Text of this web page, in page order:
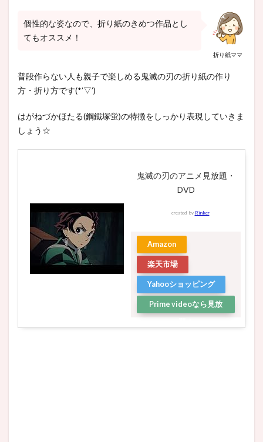
折り紙ママ
個性的な姿なので、折り紙のきめつ作品とし
てもオススメ！
普段作らない人も親子で楽しめる鬼滅の刃の折り紙の作り
方・折り方です(*’▽’)
はがねづかほたる(鋼鐵塚蛍)の特徴をしっかり表現していきま
しょう☆
鬼滅の刃のアニメ見放題・
DVD
created by Rinker
Amazon
楽天市場
Yahooショッピング
Prime videoなら見放